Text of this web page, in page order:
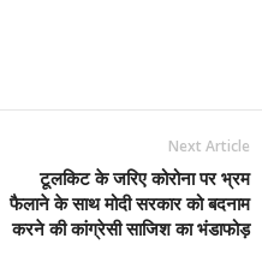
Next Article
टूलकिट के जरिए कोरोना पर भ्रम
फैलाने के साथ मोदी सरकार को बदनाम
करने की कांग्रेसी साजिश का भंडाफोड़